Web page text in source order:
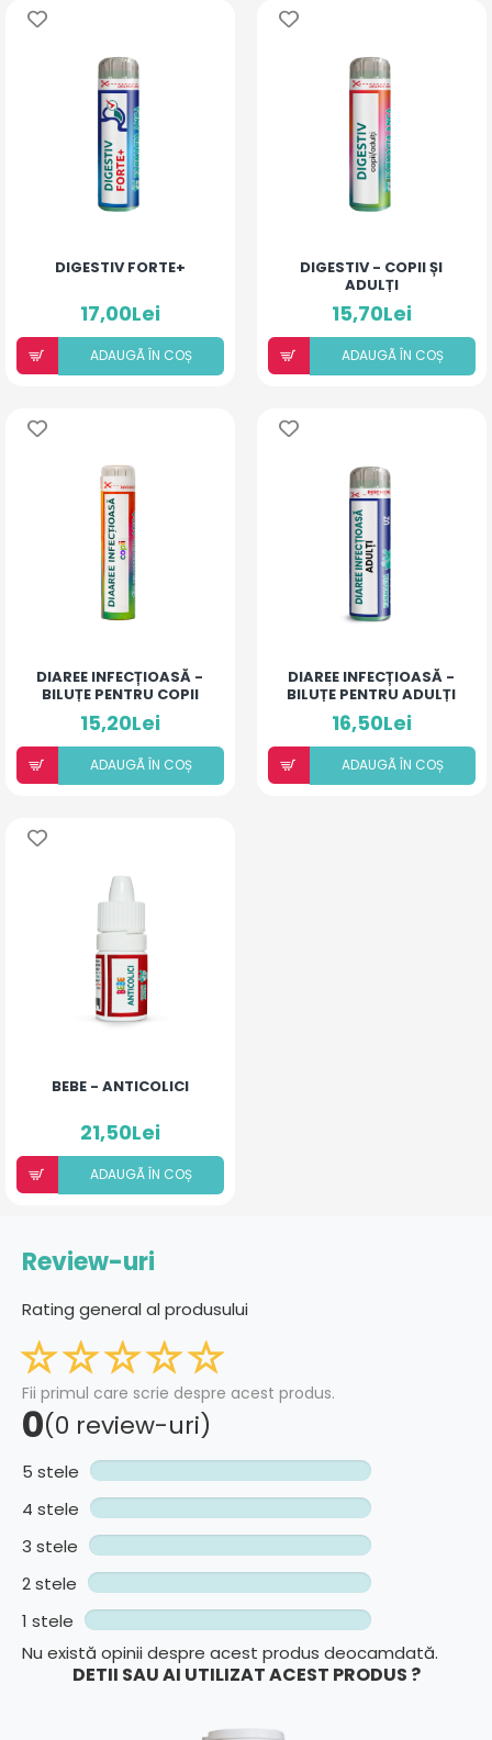
DIGESTIV FORTE+
17,00Lei
ADAUGÃ ÎN COȘ
DIGESTIV - COPII ȘI
ADULȚI
15,70Lei
ADAUGÃ ÎN COȘ
DIAREE INFECȚIOASĂ -
BILUȚE PENTRU COPII
15,20Lei
ADAUGÃ ÎN COȘ
DIAREE INFECȚIOASĂ -
BILUȚE PENTRU ADULȚI
16,50Lei
ADAUGÃ ÎN COȘ
BEBE - ANTICOLICI
21,50Lei
ADAUGÃ ÎN COȘ
Review-uri
Rating general al produsului
Fii primul care scrie despre acest produs.
0(0 review-uri)
5 stele
4 stele
3 stele
2 stele
1 stele
Nu există opinii despre acest produs deocamdată.
DETII SAU AI UTILIZAT ACEST PRODUS ?